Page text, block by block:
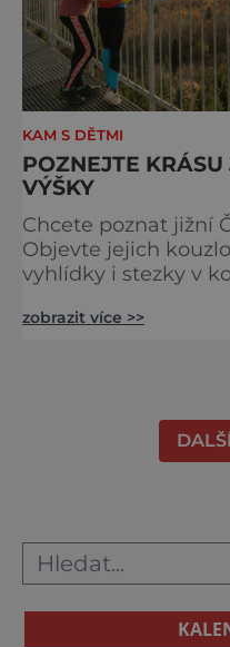
KAM S DĚTMI
POZNEJTE
VÝŠKY
Chcete poznat jižní
Objevte jejich
vyhlídky i stezky v
města i Alpy v dálce. Ptačí pozorovatelna
zobrazit více >>